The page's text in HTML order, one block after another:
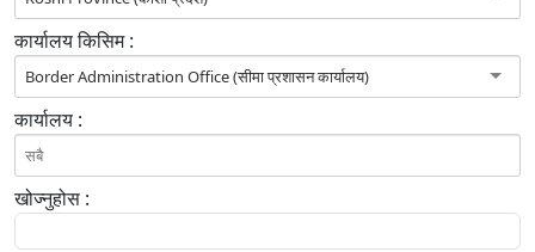
कार्यालय किसिम :
Border Administration Office (सीमा प्रशासन कार्यालय)
कार्यालय :
खोज्नुहोस :